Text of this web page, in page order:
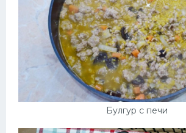
Булгур с печи